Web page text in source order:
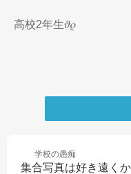
高校2年生𝜗𝜚
学校の愚痴
集合写真は好き遠く